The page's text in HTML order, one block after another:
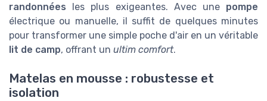
randonnées les plus exigeantes. Avec une pompe
électrique ou manuelle, il suffit de quelques minutes
pour transformer une simple poche d'air en un véritable
lit de camp, offrant un ultim comfort.
Matelas en mousse : robustesse et
isolation